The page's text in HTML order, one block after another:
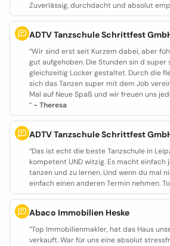
Zuverlässig, durchdacht und absolut
ADTV Tanzschule Schrittfest
“Wir sind erst seit Kurzem dabei, aber
gut aufgehoben. Die Stunden sin d
gleichzeitig Locker gestaltet. Durch die
sich das Tanzen super mit dem Job
Mal auf Neue Spaß und wir freuen uns
” - Theresa
ADTV Tanzschule Schrittfest
“Das ist echt die beste Tanzschule in
kompetent UND witzig. Es macht einfach
tanzen und zu lernen. Und wenn du mal
einfach einen anderen Termin nehmen.
Abaco Immobilien Heske
“Top Immobilienmakler, hat das Haus
verkauft. War für uns eine absolut